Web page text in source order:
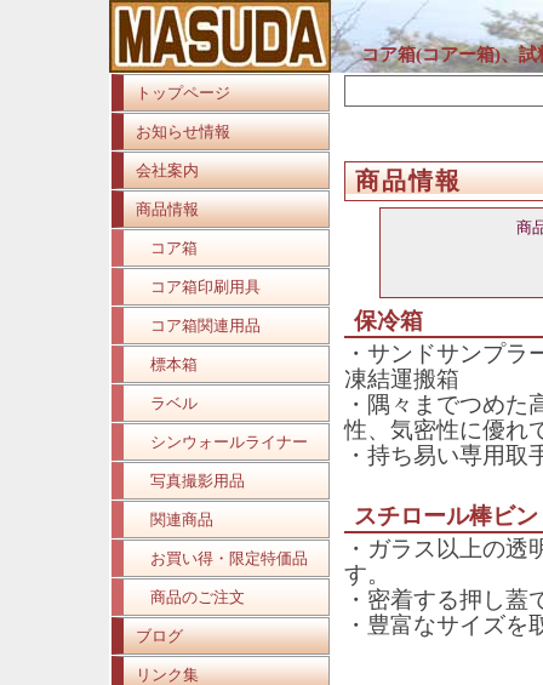
コア箱(コアー箱)、
トップページ
お知らせ情報
会社案内
商品情報
コア箱
コア箱印刷用具
コア箱関連用品
標本箱
ラベル
シンウォールライナー
写真撮影用品
関連商品
お買い得・限定特価品
商品のご注文
ブログ
リンク集
商品情報
商
保冷箱
・サンドサンプ
凍結運搬箱
・隅々までつめ
性、気密性に優れ
・持ち易い専用取
スチロール棒ビ
・ガラス以上の
す。
・密着する押し蓋
・豊富なサイズを